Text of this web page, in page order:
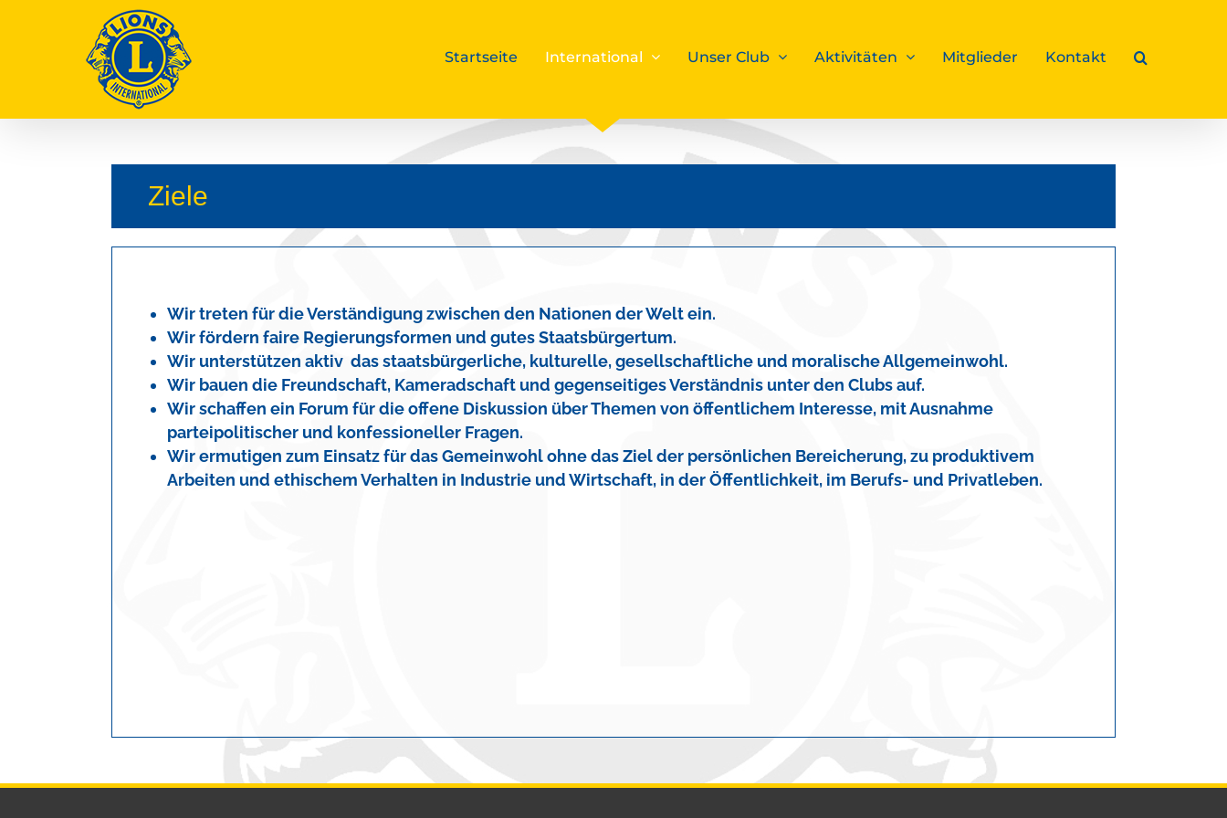
Startseite International Unser Club Aktivitäten Mitglieder Kontakt
Ziele
Wir treten für die Verständigung zwischen den Nationen der Welt ein.
Wir fördern faire Regierungsformen und gutes Staatsbürgertum.
Wir unterstützen aktiv das staatsbürgerliche, kulturelle, gesellschaftliche und moralische Allgemeinwohl.
Wir bauen die Freundschaft, Kameradschaft und gegenseitiges Verständnis unter den Clubs auf.
Wir schaffen ein Forum für die offene Diskussion über Themen von öffentlichem Interesse, mit Ausnahme
parteipolitischer und konfessioneller Fragen.
Wir ermutigen zum Einsatz für das Gemeinwohl ohne das Ziel der persönlichen Bereicherung, zu produktivem
Arbeiten und ethischem Verhalten in Industrie und Wirtschaft, in der Öffentlichkeit, im Berufs- und Privatleben.